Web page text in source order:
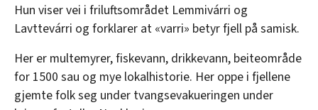
Hun viser vei i friluftsområdet Lemmivárri og
Lavttevárri og forklarer at «varri» betyr fjell på samisk.
Her er multemyrer, fiskevann, drikkevann, beiteområde
for 1500 sau og mye lokalhistorie. Her oppe i fjellene
gjemte folk seg under tvangsevakueringen under